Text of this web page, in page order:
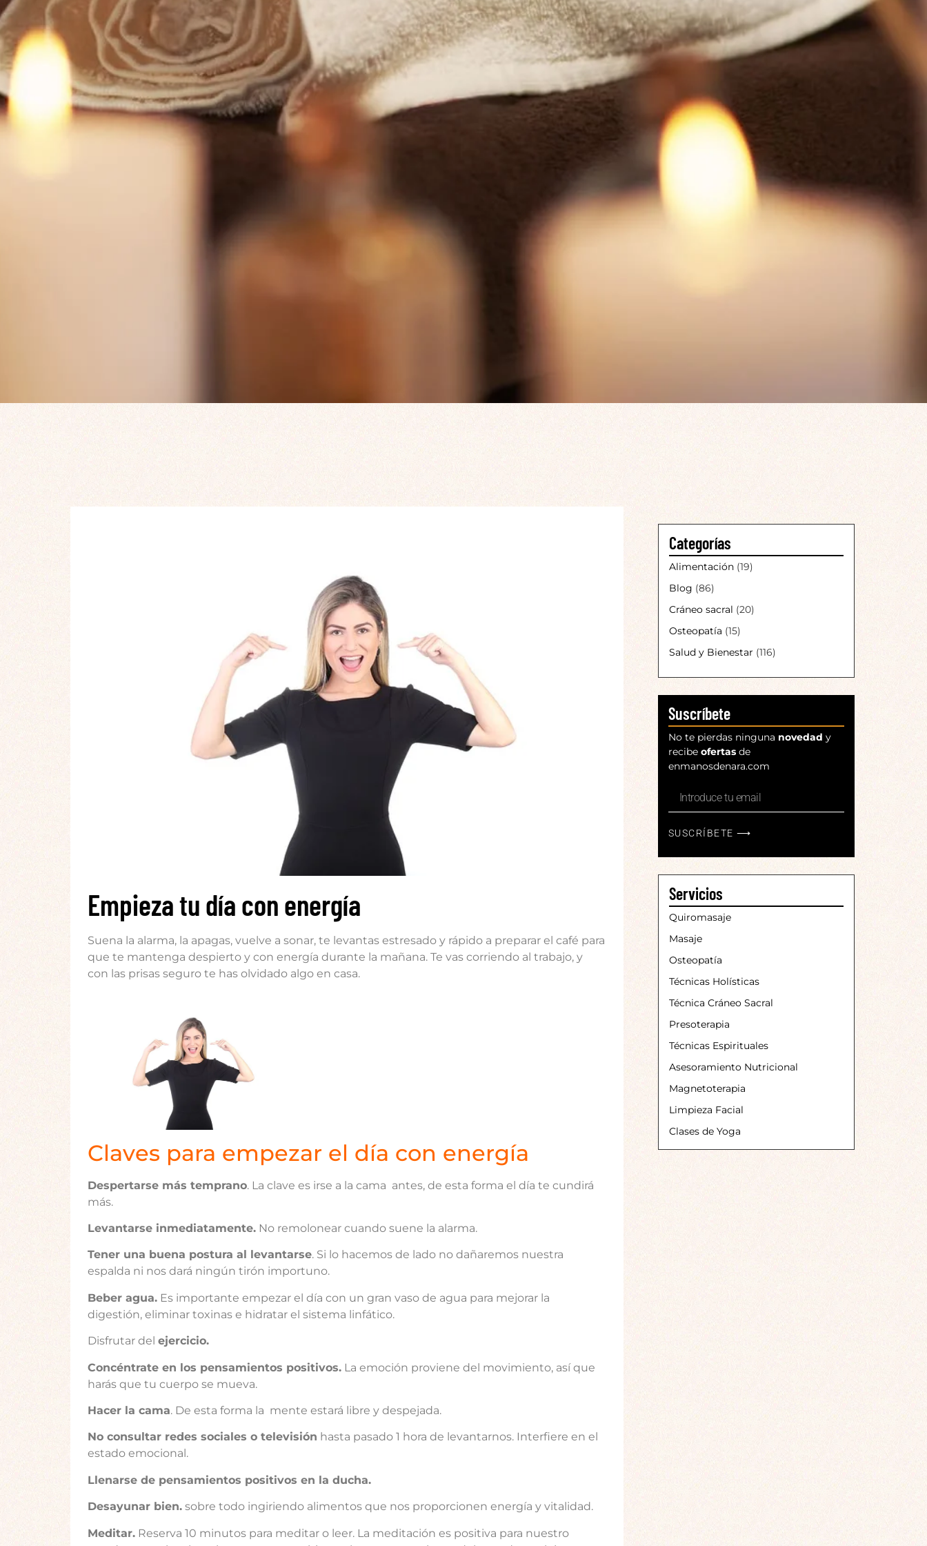
Empieza tu día con energía
Suena la alarma, la apagas, vuelve a sonar, te levantas estresado y rápido a preparar el café para
que te mantenga despierto y con energía durante la mañana. Te vas corriendo al trabajo, y
con las prisas seguro te has olvidado algo en casa.
Claves para empezar el día con energía
Despertarse más temprano. La clave es irse a la cama antes, de esta forma el día te cundirá
más.
Levantarse inmediatamente. No remolonear cuando suene la alarma.
Tener una buena postura al levantarse. Si lo hacemos de lado no dañaremos nuestra
espalda ni nos dará ningún tirón importuno.
Beber agua. Es importante empezar el día con un gran vaso de agua para mejorar la
digestión, eliminar toxinas e hidratar el sistema linfático.
Disfrutar del ejercicio.
Concéntrate en los pensamientos positivos. La emoción proviene del movimiento, así que
harás que tu cuerpo se mueva.
Hacer la cama. De esta forma la mente estará libre y despejada.
No consultar redes sociales o televisión hasta pasado 1 hora de levantarnos. Interfiere en el
estado emocional.
Llenarse de pensamientos positivos en la ducha.
Desayunar bien. sobre todo ingiriendo alimentos que nos proporcionen energía y vitalidad.
Meditar. Reserva 10 minutos para meditar o leer. La meditación es positiva para nuestro
Categorías
Alimentación(19)
Blog (86)
Cráneo sacral (20)
Osteopatía (15)
Salud y Bienestar (116)
Suscríbete
No te pierdas ninguna novedad y
recibe ofertasde
enmanosdenara.com
SUSCRÍBETE ⟶
Servicios
Quiromasaje
Masaje
Osteopatía
Técnicas Holísticas
Técnica Cráneo Sacral
Presoterapia
Técnicas Espirituales
Asesoramiento Nutricional
Magnetoterapia
Limpieza Facial
Clases de Yoga